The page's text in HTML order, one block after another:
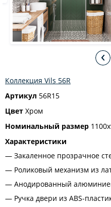
Коллекция Vils 56R
Артикул 56R15
Цвет Хром
Номинальный размер
Характеристики
Закаленное прозрачное
Роликовый механизм из
Анодированный
Ручка двери из ABS-